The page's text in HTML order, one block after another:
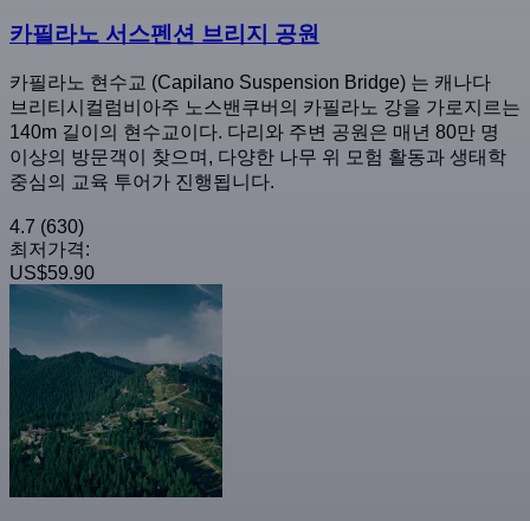
카필라노 서스펜션 브리지 공원
카필라노 현수교 (Capilano Suspension Bridge) 는 캐나다
브리티시컬럼비아주 노스밴쿠버의 카필라노 강을 가로지르는
140m 길이의 현수교이다. 다리와 주변 공원은 매년 80만 명
이상의 방문객이 찾으며, 다양한 나무 위 모험 활동과 생태학
중심의 교육 투어가 진행됩니다.
4.7 (630)
최저가격:
US$59.90